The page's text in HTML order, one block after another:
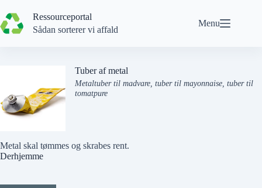
til
indhold
Ressourceportal
Sådan sorterer vi affald
Menu
Tuber af metal
Metaltuber til madvare, tuber til mayonnaise, tuber til
tomatpure
Metal skal tømmes og skrabes rent.
Derhjemme